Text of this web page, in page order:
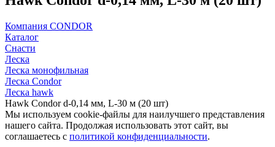
Компания CONDOR
Каталог
Снасти
Леска
Леска монофильная
Леска Condor
Леска hawk
Hawk Condor d-0,14 мм, L-30 м (20 шт)
Мы используем cookie-файлы для наилучшего представления
нашего сайта. Продолжая использовать этот сайт, вы
соглашаетесь c политикой конфиденциальности.